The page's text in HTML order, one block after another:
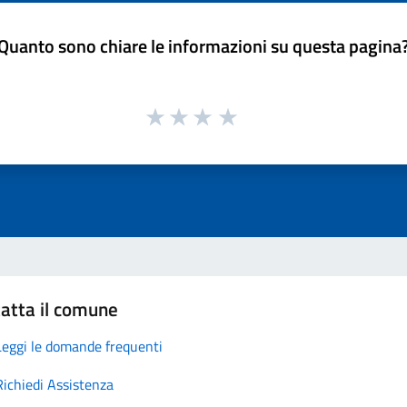
sono chiare le informazioni su questa
il comune
le domande frequenti
Assistenza